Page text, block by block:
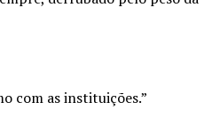
com as instituições.”